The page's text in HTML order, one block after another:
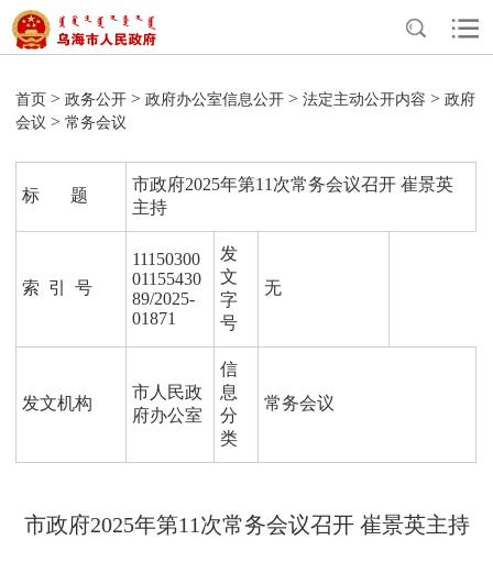
首页 >政务公开 >政府办公室信息公开 >法定主动公开内容 >政府
会议 >常务会议
标 题
市政府2025年第11次常务会议召开 崔景英
主持
索 引 号
11150300
01155430
89/2025-
01871
发
文
字
号
无
发文机构
市人民政
府办公室
信
息
分
类
常务会议
市政府2025年第11次常务会议召开 崔景英主持